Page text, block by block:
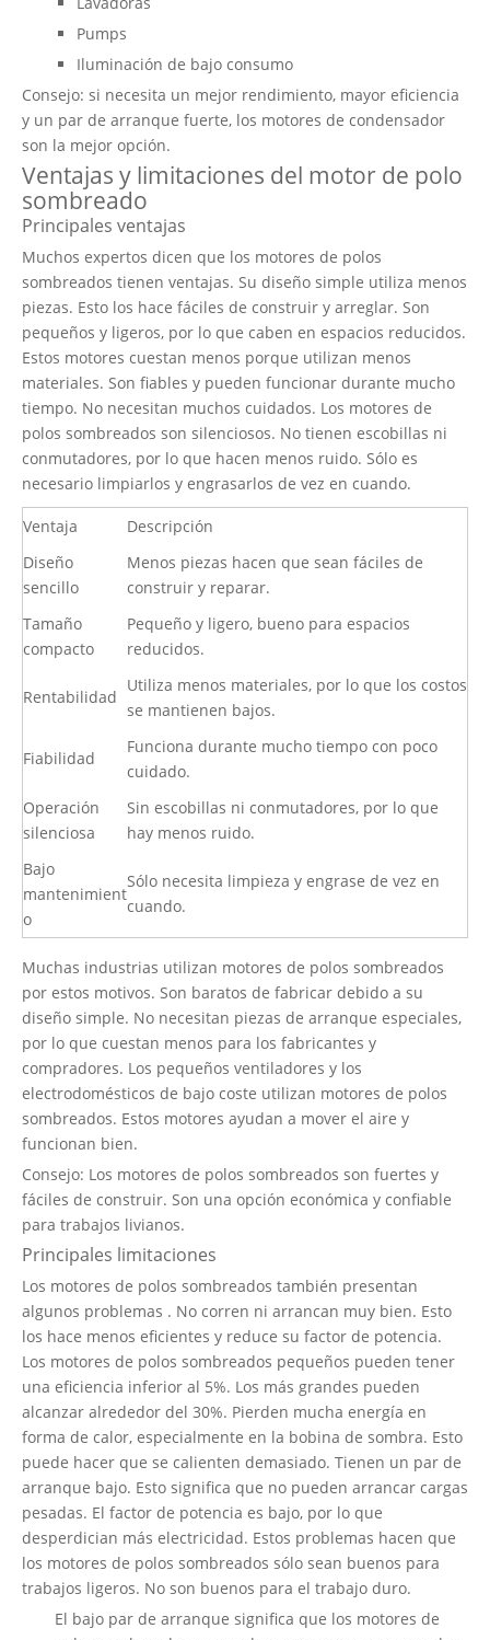
Pumps
Iluminación de bajo consumo
Consejo: si necesita un mejor rendimiento, mayor eficiencia
y un par de arranque fuerte, los motores de condensador
son la mejor opción.
Ventajas y limitaciones del motor de polo
sombreado
Principales ventajas
Muchos expertos dicen que los motores de polos
sombreados tienen ventajas. Su diseño simple utiliza menos
piezas. Esto los hace fáciles de construir y arreglar. Son
pequeños y ligeros, por lo que caben en espacios reducidos.
Estos motores cuestan menos porque utilizan menos
materiales. Son fiables y pueden funcionar durante mucho
tiempo. No necesitan muchos cuidados. Los motores de
polos sombreados son silenciosos. No tienen escobillas ni
conmutadores, por lo que hacen menos ruido. Sólo es
necesario limpiarlos y engrasarlos de vez en cuando.
Ventaja
Descripción
Diseño
sencillo
Menos piezas hacen que sean fáciles de
construir y reparar.
Tamaño
compacto
Pequeño y ligero, bueno para espacios
reducidos.
Rentabilidad
Utiliza menos materiales, por lo que los costos
se mantienen bajos.
Fiabilidad
Funciona durante mucho tiempo con poco
cuidado.
Operación
silenciosa
Sin escobillas ni conmutadores, por lo que
hay menos ruido.
Bajo
mantenimient
o
Sólo necesita limpieza y engrase de vez en
cuando.
Muchas industrias utilizan motores de polos sombreados
por estos motivos. Son baratos de fabricar debido a su
diseño simple. No necesitan piezas de arranque especiales,
por lo que cuestan menos para los fabricantes y
compradores. Los pequeños ventiladores y los
electrodomésticos de bajo coste utilizan motores de polos
sombreados. Estos motores ayudan a mover el aire y
funcionan bien.
Consejo: Los motores de polos sombreados son fuertes y
fáciles de construir. Son una opción económica y confiable
para trabajos livianos.
Principales limitaciones
Los motores de polos sombreados también presentan
algunos problemas . No corren ni arrancan muy bien. Esto
los hace menos eficientes y reduce su factor de potencia.
Los motores de polos sombreados pequeños pueden tener
una eficiencia inferior al 5%. Los más grandes pueden
alcanzar alrededor del 30%. Pierden mucha energía en
forma de calor, especialmente en la bobina de sombra. Esto
puede hacer que se calienten demasiado. Tienen un par de
arranque bajo. Esto significa que no pueden arrancar cargas
pesadas. El factor de potencia es bajo, por lo que
desperdician más electricidad. Estos problemas hacen que
los motores de polos sombreados sólo sean buenos para
trabajos ligeros. No son buenos para el trabajo duro.
El bajo par de arranque significa que los motores de